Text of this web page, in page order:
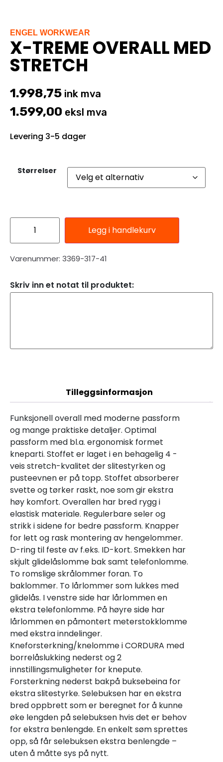
ENGEL WORKWEAR
X-TREME OVERALL MED
STRETCH
1.998,75 ink mva
1.599,00 eksl mva
Levering 3-5 dager
Størrelser
Legg i handlekurv
Varenummer: 3369-317-41
Skriv inn et notat til produktet:
Tilleggsinformasjon
Funksjonell overall med moderne passform
og mange praktiske detaljer. Optimal
passform med bl.a. ergonomisk formet
kneparti. Stoffet er laget i en behagelig 4 -
veis stretch-kvalitet der slitestyrken og
pusteevnen er på topp. Stoffet absorberer
svette og tørker raskt, noe som gir ekstra
høy komfort. Overallen har bred rygg i
elastisk materiale. Regulerbare seler og
strikk i sidene for bedre passform. Knapper
for lett og rask montering av hengelommer.
D-ring til feste av f.eks. ID-kort. Smekken har
skjult glidelåslomme bak samt telefonlomme.
To romslige skrålommer foran. To
baklommer. To lårlommer som lukkes med
glidelås. I venstre side har lårlommen en
ekstra telefonlomme. På høyre side har
lårlommen en påmontert meterstokklomme
med ekstra inndelinger.
Kneforsterkning/knelomme i CORDURA med
borrelåslukking nederst og 2
innstillingsmuligheter for knepute.
Forsterkning nederst bakpå buksebeina for
ekstra slitestyrke. Selebuksen har en ekstra
bred oppbrett som er beregnet for å kunne
øke lengden på selebuksen hvis det er behov
for ekstra benlengde. En enkelt søm sprettes
opp, så får selebuksen ekstra benlengde –
uten å måtte sys på nytt.